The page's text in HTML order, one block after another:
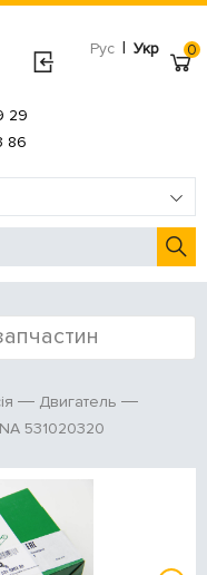
Рус | Укр
29
86
0
Двигатель
531020320